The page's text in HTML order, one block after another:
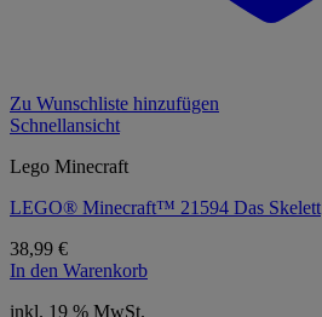
Zu Wunschliste hinzufügen
Schnellansicht
Lego Minecraft
LEGO® Minecraft™ 21594 Das Skelett
38,99 €
In den Warenkorb
inkl. 19 % MwSt.